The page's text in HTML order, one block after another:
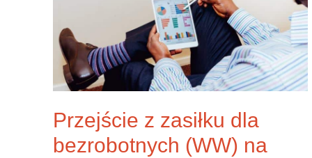
Przejście z zasiłku dla
bezrobotnych (WW) na